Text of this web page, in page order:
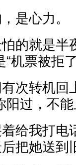
是心力。
的就是半
“机票被拒
次转机回
阳过，不能
给我打电
把她送到